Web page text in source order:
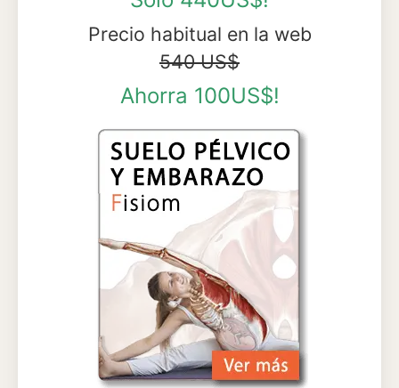
Precio habitual en la web
540 US$
Ahorra 100US$!